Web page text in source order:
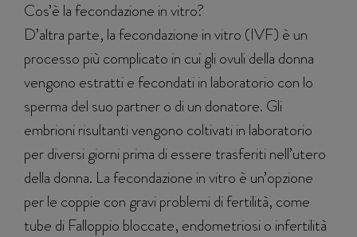
Cos’è la fecondazione in vitro?
D’altra parte, la fecondazione in vitro (IVF) è un
processo più complicato in cui gli ovuli della donna
vengono estratti e fecondati in laboratorio con lo
sperma del suo partner o di un donatore. Gli
embrioni risultanti vengono coltivati in laboratorio
per diversi giorni prima di essere trasferiti nell’utero
della donna. La fecondazione in vitro è un’opzione
per le coppie con gravi problemi di fertilità, come
tube di Falloppio bloccate, endometriosi o infertilità